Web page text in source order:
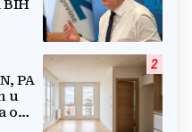
BIH
2
PA
u
o